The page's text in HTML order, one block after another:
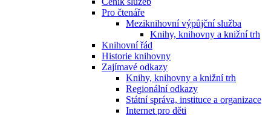
Pro čtenáře
Meziknihovní výpůjční služba
Knihy, knihovny a knižní trh
Knihovní řád
Historie knihovny
Zajímavé odkazy
Knihy, knihovny a knižní trh
Regionální odkazy
Státní správa, instituce a organizace
Internet pro děti